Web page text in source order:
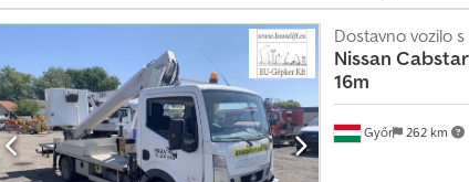
2016/08 Razred emisij: EURO5B Moč: 90 kW Prostornina
Nvoflock Dovoljena največja masa vozila (DNV): 3500 kg Nosilnost:
ABS, servo volan, turbo kompresor, popolnoma hidravlično upravljanje
ustavitev motorja iz koša Stroj je v dobrem delovnem stanju, motor
Cena je NETO za izvoz. Govorimo: - angleško - nemško -
Győr 262 km
Dostavno vozilo
Nissan
16m